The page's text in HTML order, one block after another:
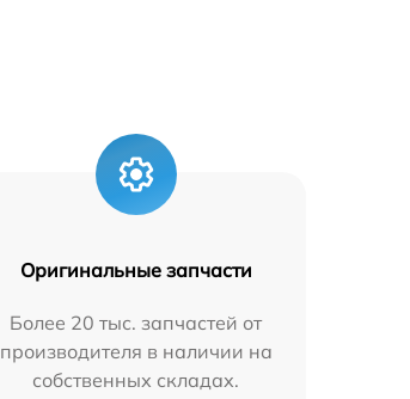
Оригинальные запчасти
Более 20 тыс. запчастей от
производителя в наличии на
собственных складах.